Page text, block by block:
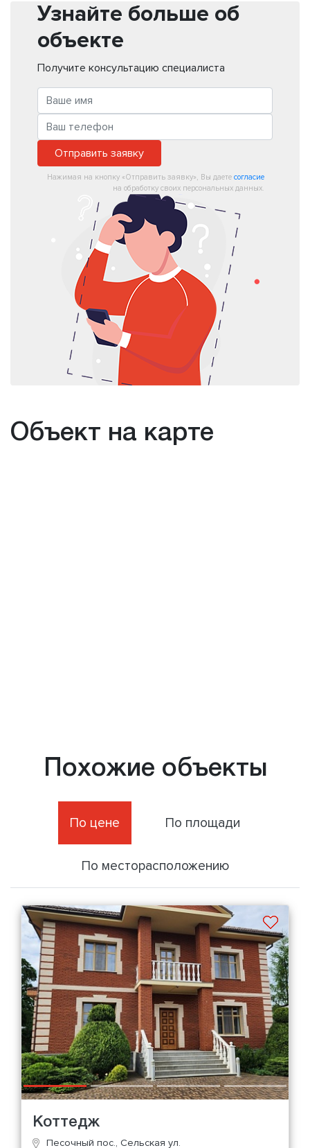
Узнайте больше об
объекте
Получите консультацию специалиста
Отправить заявку
Нажимая на кнопку «Отправить заявку», Вы даете согласие
на обработку своих персональных данных.
Объект на карте
Похожие объекты
По цене По площади
По месторасположению
Коттедж
Песочный пос., Сельская ул.